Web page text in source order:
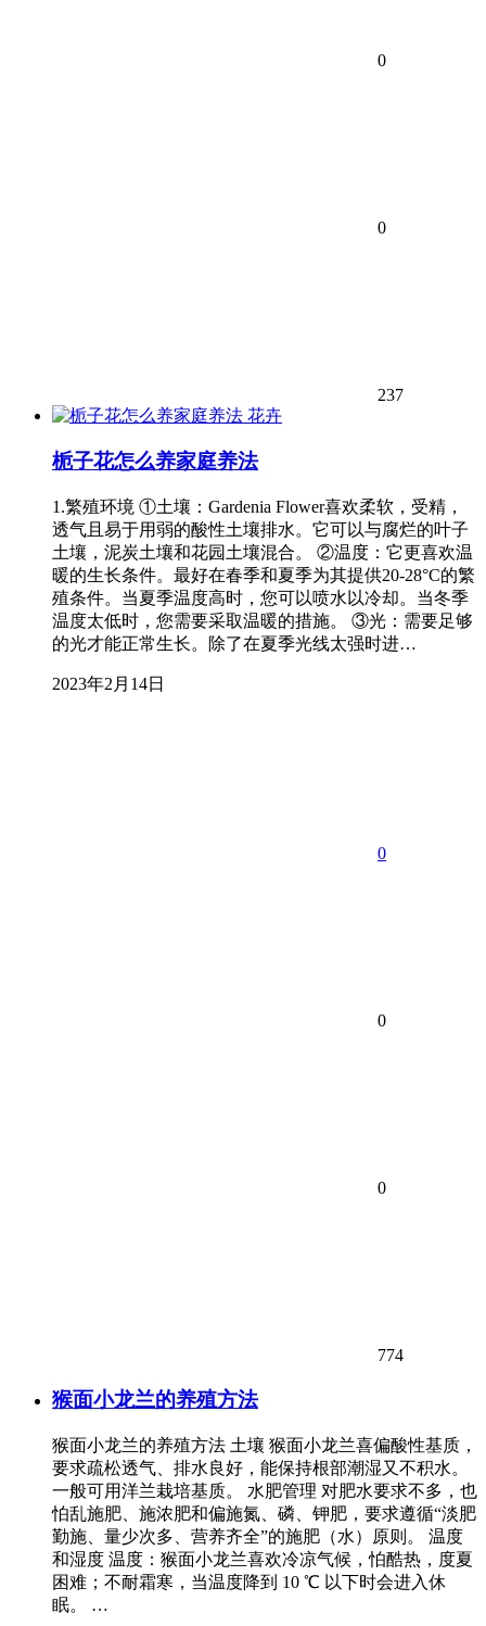
0
0
237
花卉
栀子花怎么养家庭养法
1.繁殖环境 ①土壤：Gardenia Flower喜欢柔软，受精，
透气且易于用弱的酸性土壤排水。它可以与腐烂的叶子
土壤，泥炭土壤和花园土壤混合。 ②温度：它更喜欢温
暖的生长条件。最好在春季和夏季为其提供20-28°C的繁
殖条件。当夏季温度高时，您可以喷水以冷却。当冬季
温度太低时，您需要采取温暖的措施。 ③光：需要足够
的光才能正常生长。除了在夏季光线太强时进…
2023年2月14日
0
0
0
774
猴面小龙兰的养殖方法
猴面小龙兰的养殖方法 土壤 猴面小龙兰喜偏酸性基质，
要求疏松透气、排水良好，能保持根部潮湿又不积水。
一般可用洋兰栽培基质。 水肥管理 对肥水要求不多，也
怕乱施肥、施浓肥和偏施氮、磷、钾肥，要求遵循“淡肥
勤施、量少次多、营养齐全”的施肥（水）原则。 温度
和湿度 温度：猴面小龙兰喜欢冷凉气候，怕酷热，度夏
困难；不耐霜寒，当温度降到 10 ℃ 以下时会进入休
眠。 …